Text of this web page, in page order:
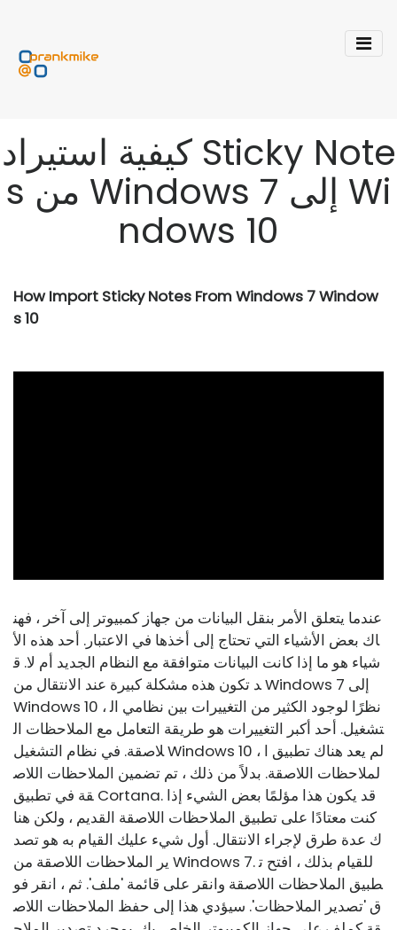
كيفية استيراد Sticky Note
s من Windows 7 إلى Wi
ndows 10
How Import Sticky Notes From Windows 7 Window
s 10
عندما يتعلق الأمر بنقل البيانات من جهاز كمبيوتر إلى آخر ، فهن
اك بعض الأشياء التي تحتاج إلى أخذها في الاعتبار. أحد هذه الأ
شياء هو ما إذا كانت البيانات متوافقة مع النظام الجديد أم لا. ق
د تكون هذه مشكلة كبيرة عند الانتقال من Windows 7 إلى
Windows 10 ، نظرًا لوجود الكثير من التغييرات بين نظامي ال
تشغيل. أحد أكبر التغييرات هو طريقة التعامل مع الملاحظات ال
لاصقة. في نظام التشغيل Windows 10 ، لم يعد هناك تطبيق ا
لملاحظات اللاصقة. بدلاً من ذلك ، تم تضمين الملاحظات اللاص
قة في تطبيق Cortana. قد يكون هذا مؤلمًا بعض الشيء إذا
كنت معتادًا على تطبيق الملاحظات اللاصقة القديم ، ولكن هنا
ك عدة طرق لإجراء الانتقال. أول شيء عليك القيام به هو تصد
ير الملاحظات اللاصقة من Windows 7. للقيام بذلك ، افتح ت
طبيق الملاحظات اللاصقة وانقر على قائمة 'ملف'. ثم ، انقر فو
ق 'تصدير الملاحظات'. سيؤدي هذا إلى حفظ الملاحظات اللاص